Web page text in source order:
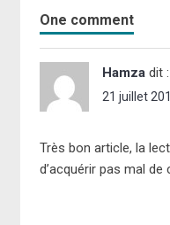
One comment
Hamza dit :
21 juillet
Très bon article, la
d’acquérir pas mal de